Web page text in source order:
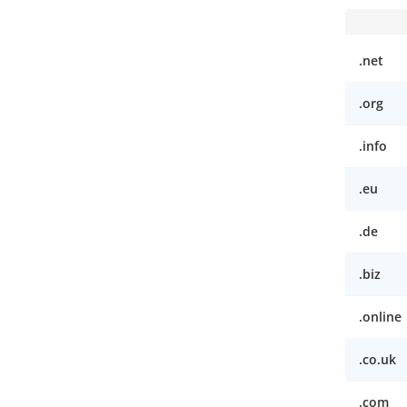
.net
.org
.info
.eu
.de
.biz
.online
.co.uk
.com